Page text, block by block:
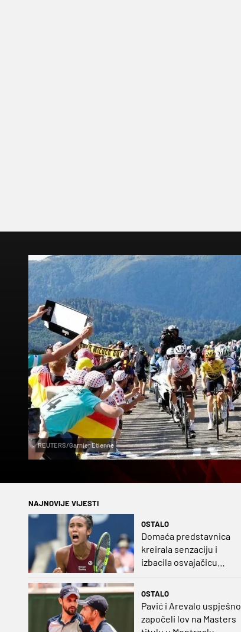
REUTERS/Garnier Etienne
NAJNOVIJE VIJESTI
OSTALO
Domaća predstavnica
kreirala senzaciju i
izbacila osvajačicu
Roland Garrosa
OSTALO
Pavić i Arevalo uspješno
započeli lov na Masters